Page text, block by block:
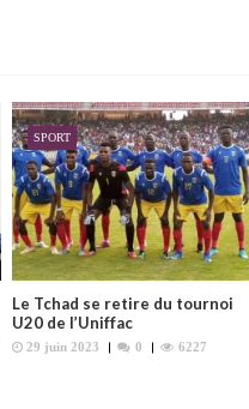
SPORT
Le Tchad se retire du tournoi
U20 de l’Uniffac
29 juin 2023 0 6227